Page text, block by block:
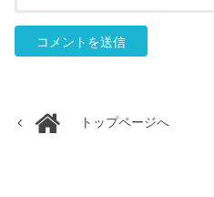
トップページへ